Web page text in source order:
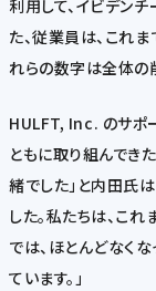
利用して、イビデン
た、従業員は、これ
れらの数字は全体の
HULFT, Inc. のサポ
ともに取り組んでき
緒でした」と内田氏
した。私たちは、こ
では、ほとんどなく
ています。」